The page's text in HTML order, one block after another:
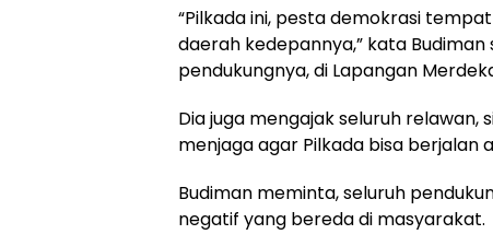
“Pilkada ini, pesta demokrasi
daerah kedepannya,” kata
pendukungnya, di Lapangan
Dia juga mengajak seluruh
menjaga agar Pilkada bisa berjalan
Budiman meminta, seluruh
negatif yang bereda di masyarakat.